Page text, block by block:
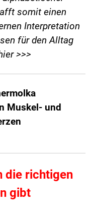
somit einen
Interpretation
für den Alltag
>>>
Muskel- und
die richtigen
gibt